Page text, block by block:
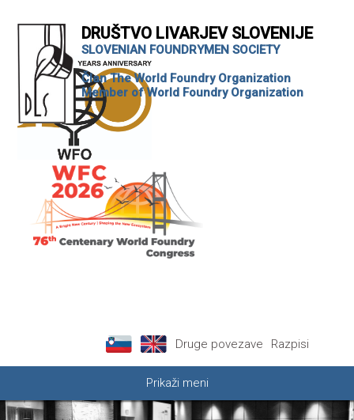
DRUŠTVO LIVARJEV SLOVENIJE
SLOVENIAN FOUNDRYMEN SOCIETY
Član The World Foundry Organization
Member of World Foundry Organization
Druge povezave Razpisi
Prikaži meni